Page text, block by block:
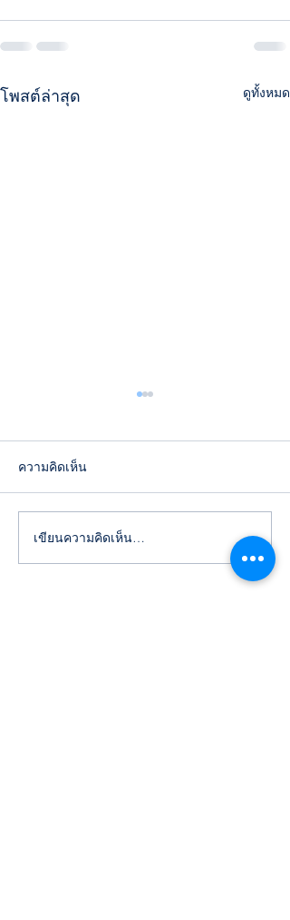
โพสต์ล่าสุด ดูทั้งหมด
ด้วยความรักและกตัญญู...
ความคิดเห็น
เขียนความคิดเห็น…